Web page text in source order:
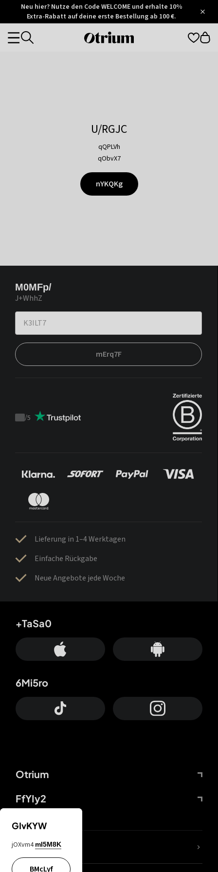
Otrium
Trustpilot
Neu hier? Nutze den Code WELCOME und erhalte 10%
Extra-Rabatt auf deine erste Bestellung ab 100 €.
Otrium
Categories
U/RGJC
qQPLVh
qObvX7
nYKQKg
M0MFp/
J+WhhZ
mErq7F
Trustpilot
/5
Lieferung in 1–4 Werktagen
Einfache Rückgabe
Neue Angebote jede Woche
Otrium
FfYIy2
+TaSa0
6Mi5ro
DDcvSo
GIvKYW
jOXvm4 mI5M8K
BMcLyf